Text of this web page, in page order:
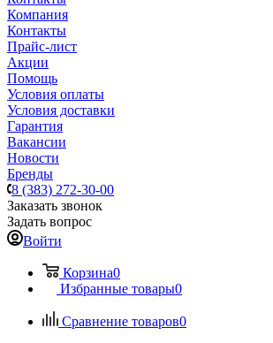
Компания
Контакты
Прайс-лист
Акции
Помощь
Условия оплаты
Условия доставки
Гарантия
Вакансии
Новости
Бренды
8 (383) 272-30-00
Заказать звонок
Задать вопрос
Войти
Корзина0
Избранные товары0
Сравнение товаров0